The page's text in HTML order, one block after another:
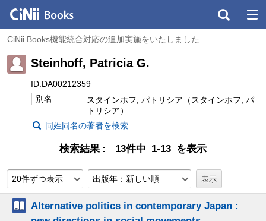
CiNii Books機能統合対応の追加実施をいたしました
Steinhoff, Patricia G.
ID:DA00212359
別名
スタインホフ, パトリシア（スタインホフ, パ
トリシア）
同姓同名の著者を検索
検索結果 13件中 1-13 を表示
20件ずつ表示 出版年：新しい順
Alternative politics in contemporary Japan :